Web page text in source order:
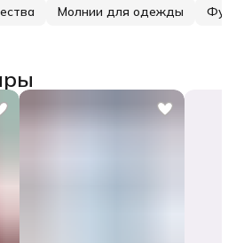
Молнии для одежды